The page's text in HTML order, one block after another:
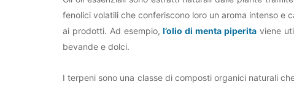
fenolici volatili che conferiscono loro un aroma intenso e
ai prodotti. Ad esempio,l’olio di menta piperita viene
bevande e dolci.
I terpeni sono una classe di composti organici naturali